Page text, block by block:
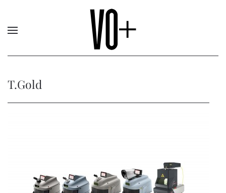
T.Gold